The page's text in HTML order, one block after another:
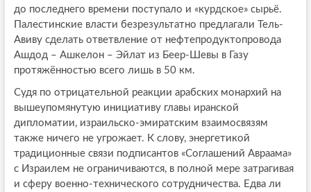
до последнего времени поступало и «курдское» сырьё.
Палестинские власти безрезультатно предлагали Тель-
Авиву сделать ответвление от нефтепродуктопровода
Ашдод – Ашкелон – Эйлат из Беер-Шевы в Газу
протяжённостью всего лишь в 50 км.
Судя по отрицательной реакции арабских монархий на
вышеупомянутую инициативу главы иранской
дипломатии, израильско-эмиратским взаимосвязям
также ничего не угрожает. К слову, энергетикой
традиционные связи подписантов «Соглашений Авраама»
с Израилем не ограничиваются, в полной мере затрагивая
и сферу военно-технического сотрудничества. Едва ли